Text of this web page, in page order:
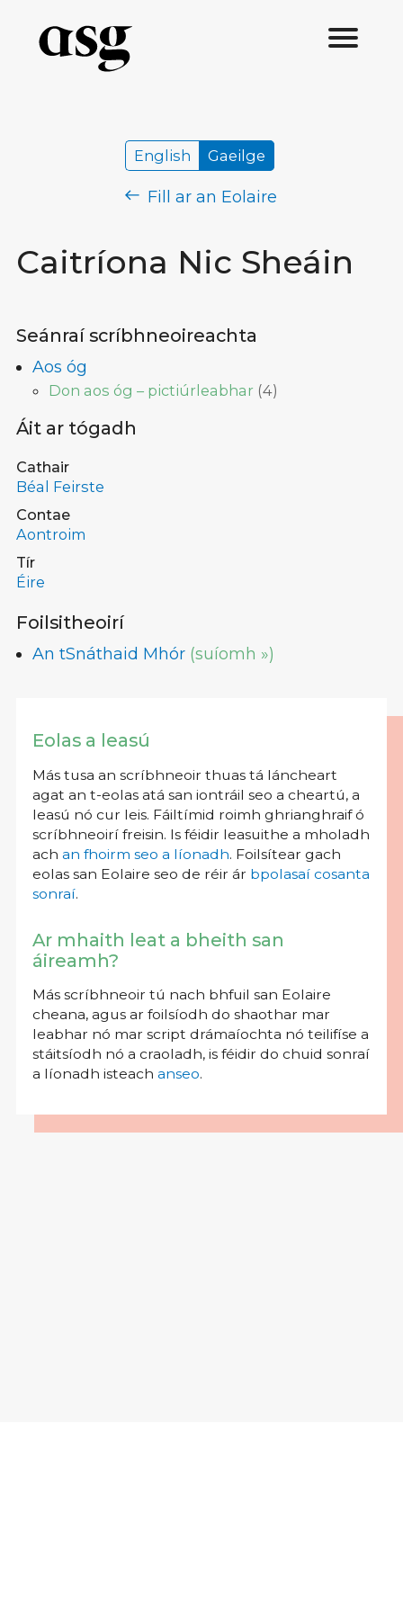
Caitríona Nic Sheáin
English Gaeilge
Fill ar an Eolaire
Seánraí scríbhneoireachta
Aos óg
Don aos óg – pictiúrleabhar (4)
Áit ar tógadh
Cathair
Béal Feirste
Contae
Aontroim
Tír
Éire
Foilsitheoirí
An tSnáthaid Mhór (suíomh »)
Eolas a leasú
Más tusa an scríbhneoir thuas tá láncheart
agat an t-eolas atá san iontráil seo a cheartú, a
leasú nó cur leis. Fáiltímid roimh ghrianghraif ó
scríbhneoirí freisin. Is féidir leasuithe a mholadh
ach an fhoirm seo a líonadh. Foilsítear gach
eolas san Eolaire seo de réir ár bpolasaí cosanta
sonraí.
Ar mhaith leat a bheith san
áireamh?
Más scríbhneoir tú nach bhfuil san Eolaire
cheana, agus ar foilsíodh do shaothar mar
leabhar nó mar script drámaíochta nó teilifíse a
stáitsíodh nó a craoladh, is féidir do chuid sonraí
a líonadh isteach anseo.